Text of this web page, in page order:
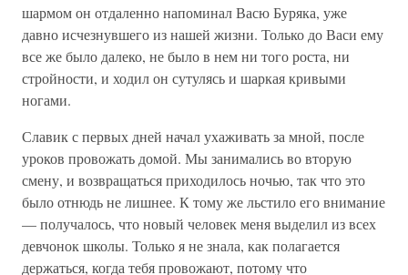
шармом он отдаленно напоминал Васю Буряка, уже
давно исчезнувшего из нашей жизни. Только до Васи ему
все же было далеко, не было в нем ни того роста, ни
стройности, и ходил он сутулясь и шаркая кривыми
ногами.
Славик с первых дней начал ухаживать за мной, после
уроков провожать домой. Мы занимались во вторую
смену, и возвращаться приходилось ночью, так что это
было отнюдь не лишнее. К тому же льстило его внимание
— получалось, что новый человек меня выделил из всех
девчонок школы. Только я не знала, как полагается
держаться, когда тебя провожают, потому что